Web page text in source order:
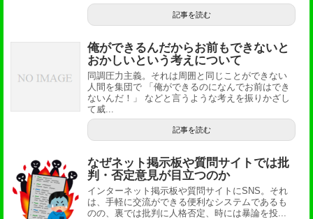
記事を読む
俺ができるんだからお前もできないと
おかしいという考えについて
同調圧力主義。それは周囲と同じことができない
人間を集団で 「俺ができるのになんでお前はでき
ないんだ！」 などと言うような考えを振りかざし
て威...
記事を読む
なぜネット掲示板や質問サイトでは批
判・否定意見が目立つのか
インターネット掲示板や質問サイトにSNS。それ
は、手軽に交流ができる便利なシステムであるも
のの、裏では批判に人格否定、時には暴論を投...